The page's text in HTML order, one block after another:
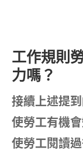
工作規則
力嗎？
接續上述提
使勞工有機
使勞工閱讀